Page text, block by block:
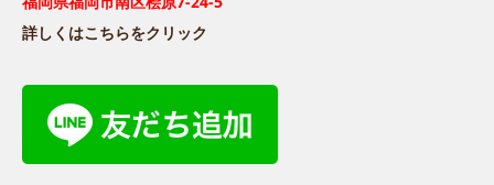
詳しくはこちらをクリック